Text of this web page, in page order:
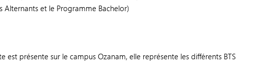
Alternants et le Programme Bachelor)
est présente sur le campus Ozanam, elle représente les différents BTS